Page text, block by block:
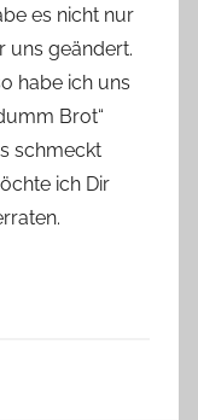
es nicht nur
uns geändert.
habe ich uns
Brot“
schmeckt
ich Dir